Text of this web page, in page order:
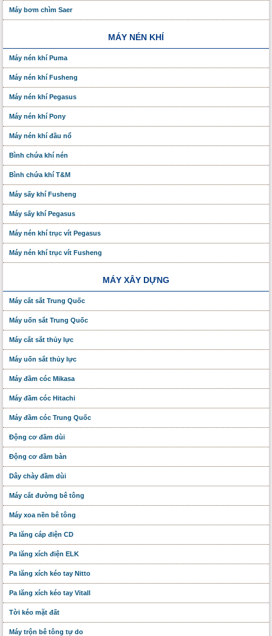
Máy bơm chìm Saer
MÁY NÉN KHÍ
Máy nén khí Puma
Máy nén khí Fusheng
Máy nén khí Pegasus
Máy nén khí Pony
Máy nén khí đầu nổ
Bình chứa khí nén
Bình chứa khí T&M
Máy sấy khí Fusheng
Máy sấy khí Pegasus
Máy nén khí trục vít Pegasus
Máy nén khí trục vít Fusheng
MÁY XÂY DỰNG
Máy cắt sắt Trung Quốc
Máy uốn sắt Trung Quốc
Máy cắt sắt thủy lực
Máy uốn sắt thủy lực
Máy đầm cóc Mikasa
Máy đầm cóc Hitachi
Máy đầm cóc Trung Quốc
Động cơ đầm dùi
Động cơ đầm bàn
Dây chày đầm dùi
Máy cắt đường bê tông
Máy xoa nền bê tông
Pa lăng cáp điện CD
Pa lăng xích điện ELK
Pa lăng xích kéo tay Nitto
Pa lăng xích kéo tay Vitall
Tời kéo mặt đất
Máy trộn bê tông tự do